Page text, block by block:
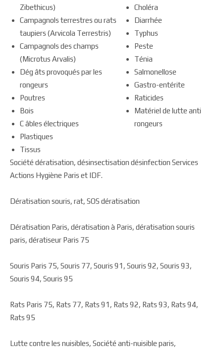
Zibethicus)
Campagnols terrestres ou rats
taupiers (Arvicola Terrestris)
Campagnols des champs
(Microtus Arvalis)
Dég âts provoqués par les
rongeurs
Poutres
Bois
C âbles électriques
Plastiques
Tissus
Choléra
Diarrhée
Typhus
Peste
Ténia
Salmonellose
Gastro-entérite
Raticides
Matériel de lutte anti
rongeurs
Société dératisation, désinsectisation désinfection Services
Actions Hygiène Paris et IDF.
Dératisation souris, rat, SOS dératisation
Dératisation Paris, dératisation à Paris, dératisation souris
paris, dératiseur Paris 75
Souris Paris 75, Souris 77, Souris 91, Souris 92, Souris 93,
Souris 94, Souris 95
Rats Paris 75, Rats 77, Rats 91, Rats 92, Rats 93, Rats 94,
Rats 95
Lutte contre les nuisibles, Société anti-nuisible paris,